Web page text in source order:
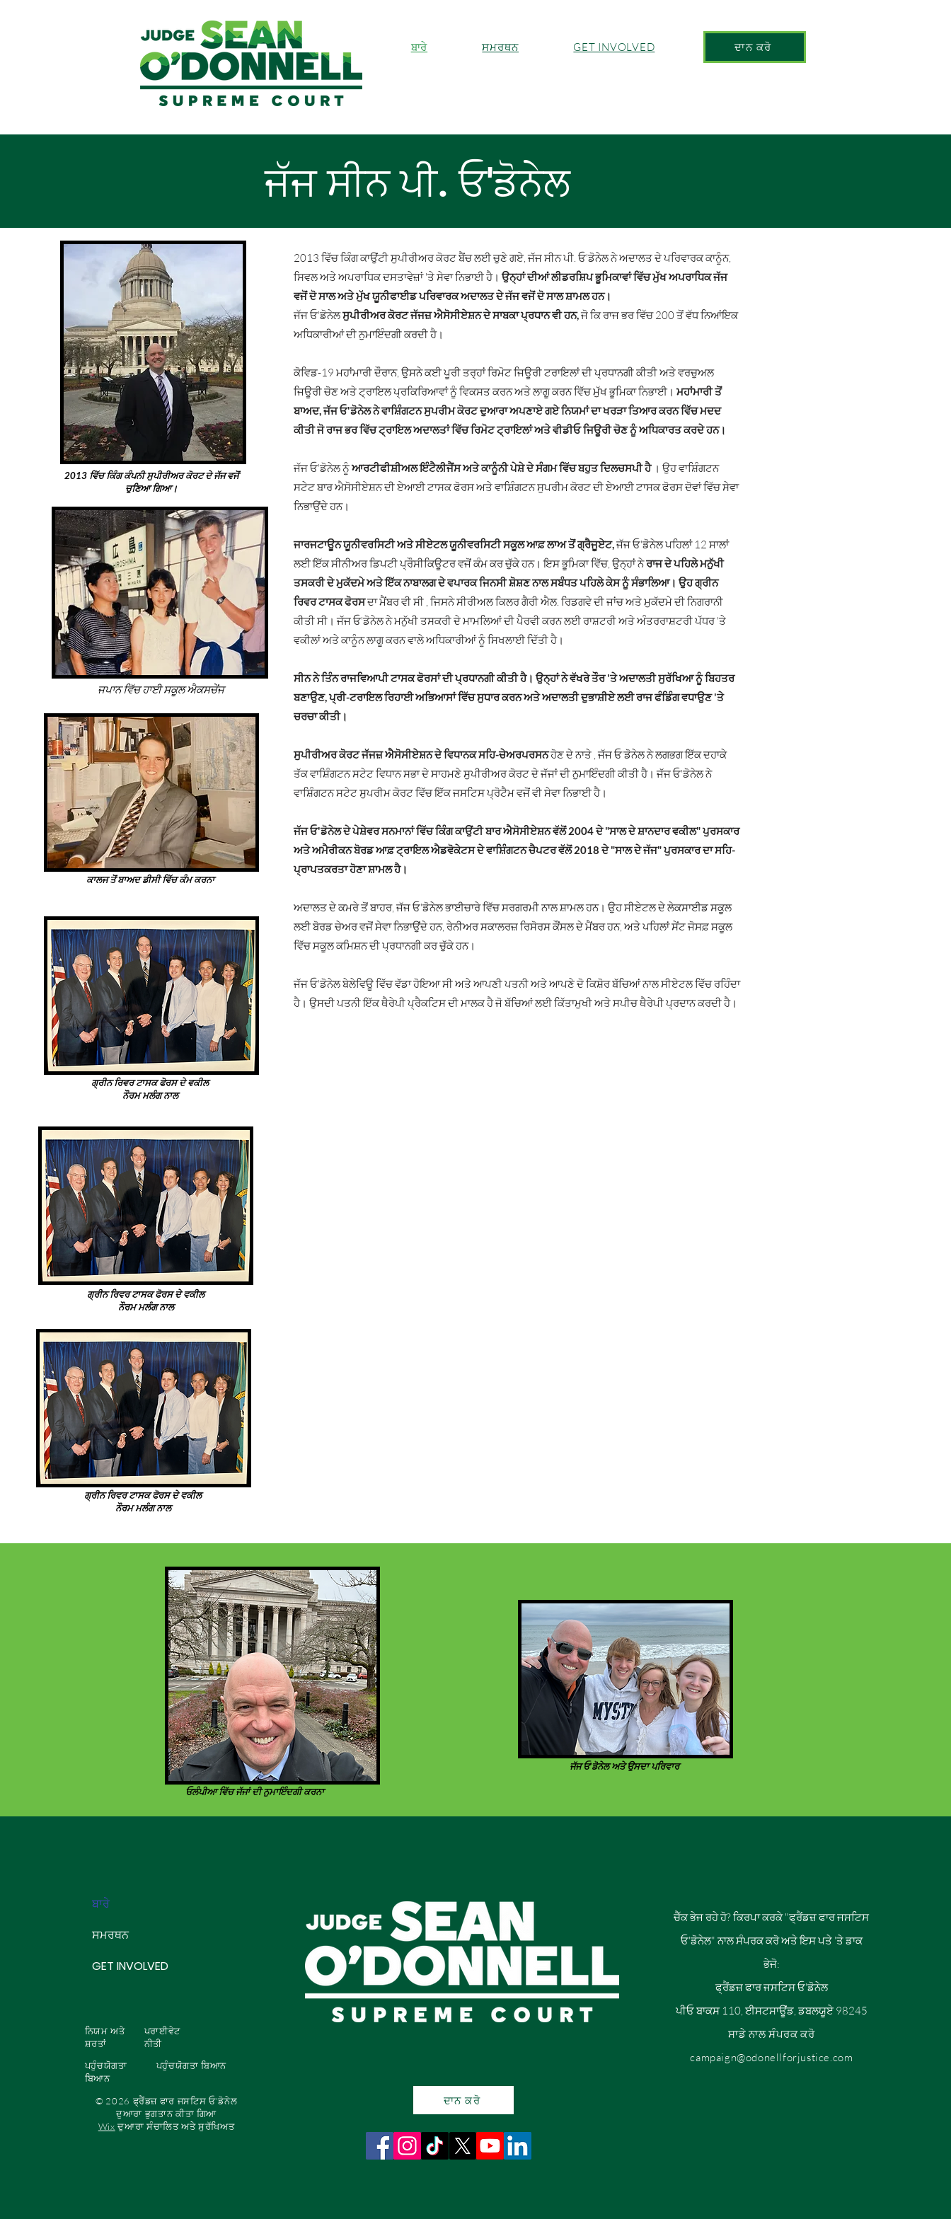
ਬਾਰੇ ਸਮਰਥਨ GET INVOLVED ਦਾਨ ਕਰੋ
ਜੱਜ ਸੀਨ ਪੀ. ਓ'ਡੋਨੇਲ
2013 ਵਿੱਚ ਕਿੰਗ ਕੰਪਨੀ ਸੁਪੀਰੀਅਰ ਕੋਰਟ ਦੇ ਜੱਜ ਵਜੋਂ
ਚੁਣਿਆ ਗਿਆ।
ਜਪਾਨ ਵਿੱਚ ਹਾਈ ਸਕੂਲ ਐਕਸਚੇਂਜ
ਕਾਲਜ ਤੋਂ ਬਾਅਦ ਡੀਸੀ ਵਿੱਚ ਕੰਮ ਕਰਨਾ
ਗ੍ਰੀਨ ਰਿਵਰ ਟਾਸਕ ਫੋਰਸ ਦੇ ਵਕੀਲ
ਨੌਰਮ ਮਲੰਗ ਨਾਲ
ਗ੍ਰੀਨ ਰਿਵਰ ਟਾਸਕ ਫੋਰਸ ਦੇ ਵਕੀਲ
ਨੌਰਮ ਮਲੰਗ ਨਾਲ
ਗ੍ਰੀਨ ਰਿਵਰ ਟਾਸਕ ਫੋਰਸ ਦੇ ਵਕੀਲ
ਨੌਰਮ ਮਲੰਗ ਨਾਲ
2013 ਵਿੱਚ ਕਿੰਗ ਕਾਉਂਟੀ ਸੁਪੀਰੀਅਰ ਕੋਰਟ ਬੈਂਚ ਲਈ ਚੁਣੇ ਗਏ, ਜੱਜ ਸੀਨ ਪੀ. ਓ'ਡੋਨੇਲ ਨੇ ਅਦਾਲਤ ਦੇ ਪਰਿਵਾਰਕ ਕਾਨੂੰਨ,
ਸਿਵਲ ਅਤੇ ਅਪਰਾਧਿਕ ਦਸਤਾਵੇਜ਼ਾਂ 'ਤੇ ਸੇਵਾ ਨਿਭਾਈ ਹੈ। ਉਨ੍ਹਾਂ ਦੀਆਂ ਲੀਡਰਸ਼ਿਪ ਭੂਮਿਕਾਵਾਂ ਵਿੱਚ ਮੁੱਖ ਅਪਰਾਧਿਕ ਜੱਜ
ਵਜੋਂ ਦੋ ਸਾਲ ਅਤੇ ਮੁੱਖ ਯੂਨੀਫਾਈਡ ਪਰਿਵਾਰਕ ਅਦਾਲਤ ਦੇ ਜੱਜ ਵਜੋਂ ਦੋ ਸਾਲ ਸ਼ਾਮਲ ਹਨ।
ਜੱਜ ਓ'ਡੋਨੇਲਸੁਪੀਰੀਅਰ ਕੋਰਟ ਜੱਜਜ਼ ਐਸੋਸੀਏਸ਼ਨ ਦੇ ਸਾਬਕਾ ਪ੍ਰਧਾਨ ਵੀ ਹਨ,ਜੋ ਕਿ ਰਾਜ ਭਰ ਵਿੱਚ 200 ਤੋਂ ਵੱਧ ਨਿਆਂਇਕ
ਅਧਿਕਾਰੀਆਂ ਦੀ ਨੁਮਾਇੰਦਗੀ ਕਰਦੀ ਹੈ।
ਕੋਵਿਡ-19 ਮਹਾਂਮਾਰੀ ਦੌਰਾਨ, ਉਸਨੇ ਕਈ ਪੂਰੀ ਤਰ੍ਹਾਂ ਰਿਮੋਟ ਜਿਊਰੀ ਟਰਾਇਲਾਂ ਦੀ ਪ੍ਰਧਾਨਗੀ ਕੀਤੀ ਅਤੇ ਵਰਚੁਅਲ
ਜਿਊਰੀ ਚੋਣ ਅਤੇ ਟ੍ਰਾਇਲ ਪ੍ਰਕਿਰਿਆਵਾਂ ਨੂੰ ਵਿਕਸਤ ਕਰਨ ਅਤੇ ਲਾਗੂ ਕਰਨ ਵਿੱਚ ਮੁੱਖ ਭੂਮਿਕਾ ਨਿਭਾਈ। ਮਹਾਂਮਾਰੀ ਤੋਂ
ਬਾਅਦ, ਜੱਜ ਓ'ਡੋਨੇਲ ਨੇ ਵਾਸ਼ਿੰਗਟਨ ਸੁਪਰੀਮ ਕੋਰਟ ਦੁਆਰਾ ਅਪਣਾਏ ਗਏ ਨਿਯਮਾਂ ਦਾ ਖਰੜਾ ਤਿਆਰ ਕਰਨ ਵਿੱਚ ਮਦਦ
ਕੀਤੀ ਜੋ ਰਾਜ ਭਰ ਵਿੱਚ ਟ੍ਰਾਇਲ ਅਦਾਲਤਾਂ ਵਿੱਚ ਰਿਮੋਟ ਟ੍ਰਾਇਲਾਂ ਅਤੇ ਵੀਡੀਓ ਜਿਊਰੀ ਚੋਣ ਨੂੰ ਅਧਿਕਾਰਤ ਕਰਦੇ ਹਨ।
ਜੱਜ ਓ'ਡੋਨੇਲ ਨੂੰਆਰਟੀਫੀਸ਼ੀਅਲ ਇੰਟੈਲੀਜੈਂਸ ਅਤੇ ਕਾਨੂੰਨੀ ਪੇਸ਼ੇ ਦੇ ਸੰਗਮ ਵਿੱਚ ਬਹੁਤ ਦਿਲਚਸਪੀਹੈ । ਉਹ ਵਾਸ਼ਿੰਗਟਨ
ਸਟੇਟ ਬਾਰ ਐਸੋਸੀਏਸ਼ਨ ਦੀ ਏਆਈ ਟਾਸਕ ਫੋਰਸ ਅਤੇ ਵਾਸ਼ਿੰਗਟਨ ਸੁਪਰੀਮ ਕੋਰਟ ਦੀ ਏਆਈ ਟਾਸਕ ਫੋਰਸ ਦੋਵਾਂ ਵਿੱਚ ਸੇਵਾ
ਨਿਭਾਉਂਦੇ ਹਨ।
ਜਾਰਜਟਾਊਨ ਯੂਨੀਵਰਸਿਟੀ ਅਤੇ ਸੀਏਟਲ ਯੂਨੀਵਰਸਿਟੀ ਸਕੂਲ ਆਫ਼ ਲਾਅ ਤੋਂ ਗ੍ਰੈਜੂਏਟ,ਜੱਜ ਓ'ਡੋਨੇਲ ਪਹਿਲਾਂ 12 ਸਾਲਾਂ
ਲਈ ਇੱਕ ਸੀਨੀਅਰ ਡਿਪਟੀ ਪ੍ਰੌਸੀਕਿਊਟਰ ਵਜੋਂ ਕੰਮ ਕਰ ਚੁੱਕੇ ਹਨ। ਇਸ ਭੂਮਿਕਾ ਵਿੱਚ, ਉਨ੍ਹਾਂ ਨੇਰਾਜ ਦੇ ਪਹਿਲੇ ਮਨੁੱਖੀ
ਤਸਕਰੀ ਦੇ ਮੁਕੱਦਮੇ ਅਤੇ ਇੱਕ ਨਾਬਾਲਗ ਦੇ ਵਪਾਰਕ ਜਿਨਸੀ ਸ਼ੋਸ਼ਣ ਨਾਲ ਸਬੰਧਤ ਪਹਿਲੇ ਕੇਸ ਨੂੰ ਸੰਭਾਲਿਆ। ਉਹਗ੍ਰੀਨ
ਰਿਵਰ ਟਾਸਕ ਫੋਰਸਦਾ ਮੈਂਬਰ ਵੀ ਸੀ , ਜਿਸਨੇ ਸੀਰੀਅਲ ਕਿਲਰ ਗੈਰੀ ਐਲ. ਰਿਡਗਵੇ ਦੀ ਜਾਂਚ ਅਤੇ ਮੁਕੱਦਮੇ ਦੀ ਨਿਗਰਾਨੀ
ਕੀਤੀ ਸੀ। ਜੱਜ ਓ'ਡੋਨੇਲ ਨੇ ਮਨੁੱਖੀ ਤਸਕਰੀ ਦੇ ਮਾਮਲਿਆਂ ਦੀ ਪੈਰਵੀ ਕਰਨ ਲਈ ਰਾਸ਼ਟਰੀ ਅਤੇ ਅੰਤਰਰਾਸ਼ਟਰੀ ਪੱਧਰ 'ਤੇ
ਵਕੀਲਾਂ ਅਤੇ ਕਾਨੂੰਨ ਲਾਗੂ ਕਰਨ ਵਾਲੇ ਅਧਿਕਾਰੀਆਂ ਨੂੰ ਸਿਖਲਾਈ ਦਿੱਤੀ ਹੈ।
ਸੀਨ ਨੇ ਤਿੰਨ ਰਾਜਵਿਆਪੀ ਟਾਸਕ ਫੋਰਸਾਂ ਦੀ ਪ੍ਰਧਾਨਗੀ ਕੀਤੀ ਹੈ। ਉਨ੍ਹਾਂ ਨੇ ਵੱਖਰੇ ਤੌਰ 'ਤੇ ਅਦਾਲਤੀ ਸੁਰੱਖਿਆ ਨੂੰ ਬਿਹਤਰ
ਬਣਾਉਣ, ਪ੍ਰੀ-ਟਰਾਇਲ ਰਿਹਾਈ ਅਭਿਆਸਾਂ ਵਿੱਚ ਸੁਧਾਰ ਕਰਨ ਅਤੇ ਅਦਾਲਤੀ ਦੁਭਾਸ਼ੀਏ ਲਈ ਰਾਜ ਫੰਡਿੰਗ ਵਧਾਉਣ 'ਤੇ
ਚਰਚਾ ਕੀਤੀ।
ਸੁਪੀਰੀਅਰ ਕੋਰਟ ਜੱਜਜ਼ ਐਸੋਸੀਏਸ਼ਨ ਦੇਵਿਧਾਨਕ ਸਹਿ-ਚੇਅਰਪਰਸਨਹੋਣ ਦੇ ਨਾਤੇ , ਜੱਜ ਓ'ਡੋਨੇਲ ਨੇ ਲਗਭਗ ਇੱਕ ਦਹਾਕੇ
ਤੱਕ ਵਾਸ਼ਿੰਗਟਨ ਸਟੇਟ ਵਿਧਾਨ ਸਭਾ ਦੇ ਸਾਹਮਣੇ ਸੁਪੀਰੀਅਰ ਕੋਰਟ ਦੇ ਜੱਜਾਂ ਦੀ ਨੁਮਾਇੰਦਗੀ ਕੀਤੀ ਹੈ। ਜੱਜ ਓ'ਡੋਨੇਲ ਨੇ
ਵਾਸ਼ਿੰਗਟਨ ਸਟੇਟ ਸੁਪਰੀਮ ਕੋਰਟ ਵਿੱਚ ਇੱਕ ਜਸਟਿਸ ਪ੍ਰੋਟੈਮ ਵਜੋਂ ਵੀ ਸੇਵਾ ਨਿਭਾਈ ਹੈ।
ਜੱਜ ਓ'ਡੋਨੇਲ ਦੇ ਪੇਸ਼ੇਵਰ ਸਨਮਾਨਾਂ ਵਿੱਚ ਕਿੰਗ ਕਾਉਂਟੀ ਬਾਰ ਐਸੋਸੀਏਸ਼ਨ ਵੱਲੋਂ 2004 ਦੇ "ਸਾਲ ਦੇ ਸ਼ਾਨਦਾਰ ਵਕੀਲ" ਪੁਰਸਕਾਰ
ਅਤੇ ਅਮੈਰੀਕਨ ਬੋਰਡ ਆਫ਼ ਟ੍ਰਾਇਲ ਐਡਵੋਕੇਟਸ ਦੇ ਵਾਸ਼ਿੰਗਟਨ ਚੈਪਟਰ ਵੱਲੋਂ 2018 ਦੇ "ਸਾਲ ਦੇ ਜੱਜ" ਪੁਰਸਕਾਰ ਦਾ ਸਹਿ-
ਪ੍ਰਾਪਤਕਰਤਾ ਹੋਣਾ ਸ਼ਾਮਲ ਹੈ।
ਅਦਾਲਤ ਦੇ ਕਮਰੇ ਤੋਂ ਬਾਹਰ, ਜੱਜ ਓ'ਡੋਨੇਲ ਭਾਈਚਾਰੇ ਵਿੱਚ ਸਰਗਰਮੀ ਨਾਲ ਸ਼ਾਮਲ ਹਨ। ਉਹ ਸੀਏਟਲ ਦੇ ਲੇਕਸਾਈਡ ਸਕੂਲ
ਲਈ ਬੋਰਡ ਚੇਅਰ ਵਜੋਂ ਸੇਵਾ ਨਿਭਾਉਂਦੇ ਹਨ, ਰੇਨੀਅਰ ਸਕਾਲਰਜ਼ ਰਿਸੋਰਸ ਕੌਂਸਲ ਦੇ ਮੈਂਬਰ ਹਨ, ਅਤੇ ਪਹਿਲਾਂ ਸੇਂਟ ਜੋਸਫ਼ ਸਕੂਲ
ਵਿੱਚ ਸਕੂਲ ਕਮਿਸ਼ਨ ਦੀ ਪ੍ਰਧਾਨਗੀ ਕਰ ਚੁੱਕੇ ਹਨ।
ਜੱਜ ਓ'ਡੋਨੇਲ ਬੇਲੇਵਿਊ ਵਿੱਚ ਵੱਡਾ ਹੋਇਆ ਸੀ ਅਤੇ ਆਪਣੀ ਪਤਨੀ ਅਤੇ ਆਪਣੇ ਦੋ ਕਿਸ਼ੋਰ ਬੱਚਿਆਂ ਨਾਲ ਸੀਏਟਲ ਵਿੱਚ ਰਹਿੰਦਾ
ਹੈ। ਉਸਦੀ ਪਤਨੀ ਇੱਕ ਥੈਰੇਪੀ ਪ੍ਰੈਕਟਿਸ ਦੀ ਮਾਲਕ ਹੈ ਜੋ ਬੱਚਿਆਂ ਲਈ ਕਿੱਤਾਮੁਖੀ ਅਤੇ ਸਪੀਚ ਥੈਰੇਪੀ ਪ੍ਰਦਾਨ ਕਰਦੀ ਹੈ।
ਓਲੰਪੀਆ ਵਿੱਚ ਜੱਜਾਂ ਦੀ ਨੁਮਾਇੰਦਗੀ ਕਰਨਾ
ਜੱਜ ਓ'ਡੋਨੇਲ ਅਤੇ ਉਸਦਾ ਪਰਿਵਾਰ
ਬਾਰੇ
ਸਮਰਥਨ
GET INVOLVED
ਨਿਯਮ ਅਤੇ
ਸ਼ਰਤਾਂ
ਪਰਾਈਵੇਟ
ਨੀਤੀ
ਪਹੁੰਚਯੋਗਤਾ
ਬਿਆਨ
© 2026 ਫ੍ਰੈਂਡਜ਼ ਫਾਰ ਜਸਟਿਸ ਓ'ਡੋਨੇਲ
ਦੁਆਰਾ ਭੁਗਤਾਨ ਕੀਤਾ ਗਿਆ
Wix ਦੁਆਰਾ ਸੰਚਾਲਿਤ ਅਤੇ ਸੁਰੱਖਿਅਤ
ਪਹੁੰਚਯੋਗਤਾ ਬਿਆਨ
ਦਾਨ ਕਰੋ
ਚੈੱਕ ਭੇਜ ਰਹੇ ਹੋ? ਕਿਰਪਾ ਕਰਕੇ "ਫ੍ਰੈਂਡਜ਼ ਫਾਰ ਜਸਟਿਸ
ਓ'ਡੋਨੇਲ" ਨਾਲ ਸੰਪਰਕ ਕਰੋ ਅਤੇ ਇਸ ਪਤੇ 'ਤੇ ਡਾਕ
ਭੇਜੋ:
ਫ੍ਰੈਂਡਜ਼ ਫਾਰ ਜਸਟਿਸ ਓ'ਡੋਨੇਲ
ਪੀਓ ਬਾਕਸ 110, ਈਸਟਸਾਊਂਡ, ਡਬਲਯੂਏ 98245
ਸਾਡੇ ਨਾਲ ਸੰਪਰਕ ਕਰੋ
campaign@odonellforjustice.com